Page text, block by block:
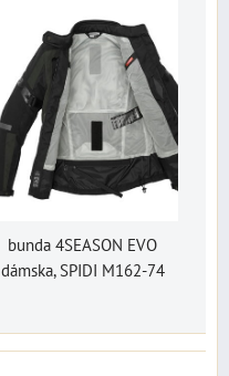
bunda 4SEASON EVO
dámska, SPIDI M162-74